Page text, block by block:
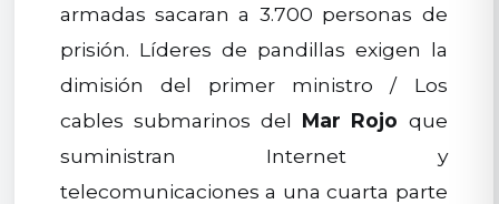
armadas sacaran a 3.700 personas de
prisión. Líderes de pandillas exigen la
dimisión del primer ministro / Los
cables submarinos del Mar Rojo que
suministran Internet y
telecomunicaciones a una cuarta parte